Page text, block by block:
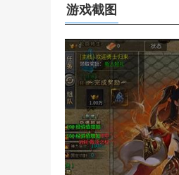
游戏截图